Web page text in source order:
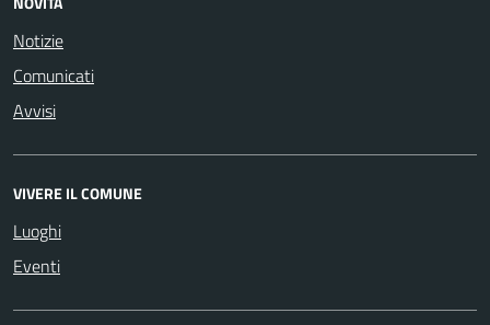
Notizie
Comunicati
Avvisi
VIVERE IL COMUNE
Luoghi
Eventi